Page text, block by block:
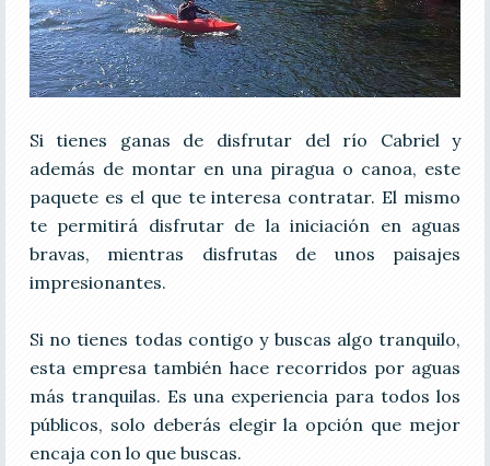
Si tienes ganas de disfrutar del río Cabriel y
además de montar en una piragua o canoa, este
paquete es el que te interesa contratar. El mismo
te permitirá disfrutar de la iniciación en aguas
bravas, mientras disfrutas de unos paisajes
impresionantes.
Si no tienes todas contigo y buscas algo tranquilo,
esta empresa también hace recorridos por aguas
más tranquilas. Es una experiencia para todos los
públicos, solo deberás elegir la opción que mejor
encaja con lo que buscas.